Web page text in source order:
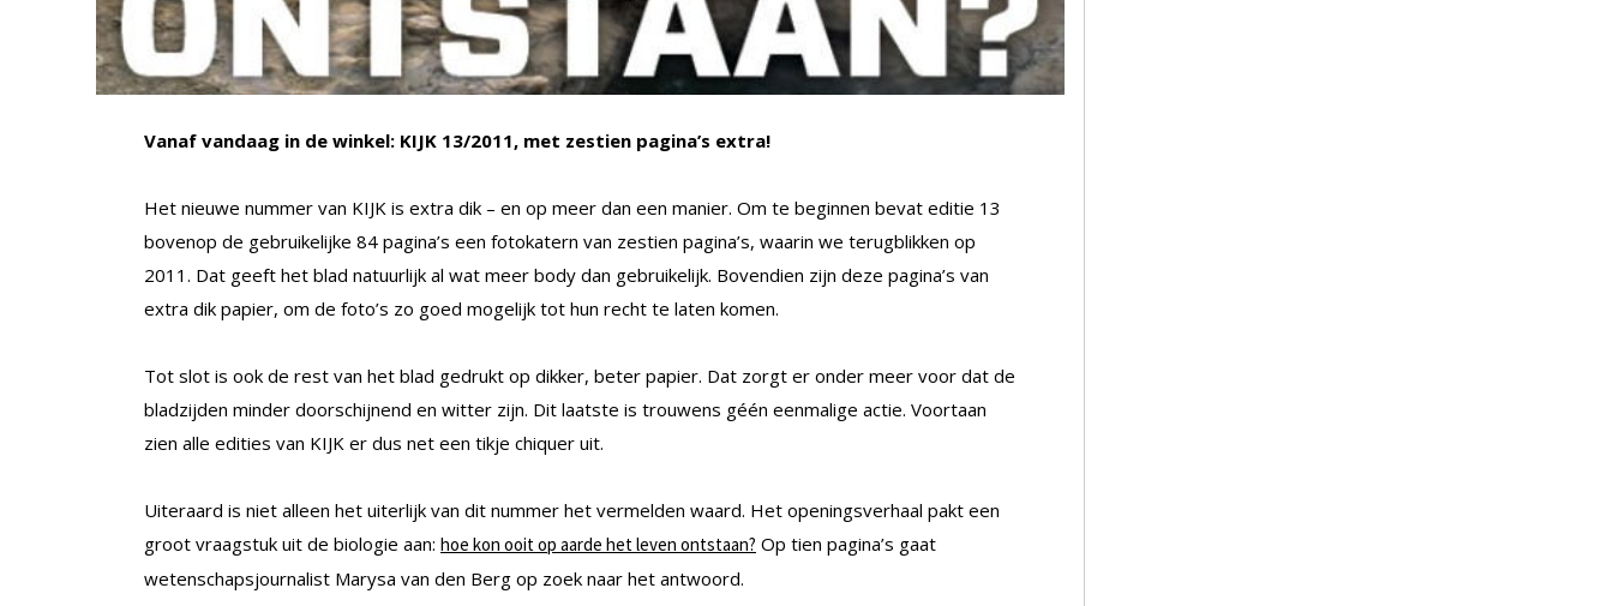
Vanaf vandaag in de winkel: KIJK 13/2011, met zestien pagina’s extra!
Het nieuwe nummer van KIJK is extra dik – en op meer dan een manier. Om te beginnen bevat editie 13
bovenop de gebruikelijke 84 pagina’s een fotokatern van zestien pagina’s, waarin we terugblikken op
2011. Dat geeft het blad natuurlijk al wat meer body dan gebruikelijk. Bovendien zijn deze pagina’s van
extra dik papier, om de foto’s zo goed mogelijk tot hun recht te laten komen.
Tot slot is ook de rest van het blad gedrukt op dikker, beter papier. Dat zorgt er onder meer voor dat de
bladzijden minder doorschijnend en witter zijn. Dit laatste is trouwens géén eenmalige actie. Voortaan
zien alle edities van KIJK er dus net een tikje chiquer uit.
Uiteraard is niet alleen het uiterlijk van dit nummer het vermelden waard. Het openingsverhaal pakt een
groot vraagstuk uit de biologie aan: hoe kon ooit op aarde het leven ontstaan? Op tien pagina’s gaat
wetenschapsjournalist Marysa van den Berg op zoek naar het antwoord.